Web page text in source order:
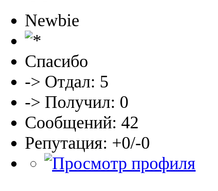
Newbie
Спасибо
-> Отдал: 5
-> Получил: 0
Сообщений: 42
Репутация: +0/-0